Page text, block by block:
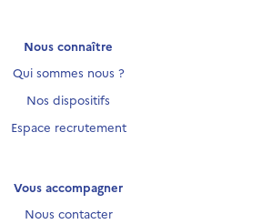
Nous connaître
Qui sommes nous ?
Nos dispositifs
Espace recrutement
Vous accompagner
Nous contacter